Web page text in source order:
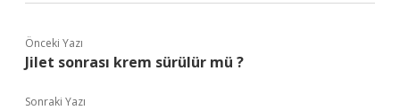
Önceki Yazı
Jilet sonrası krem sürülür mü ?
Sonraki Yazı